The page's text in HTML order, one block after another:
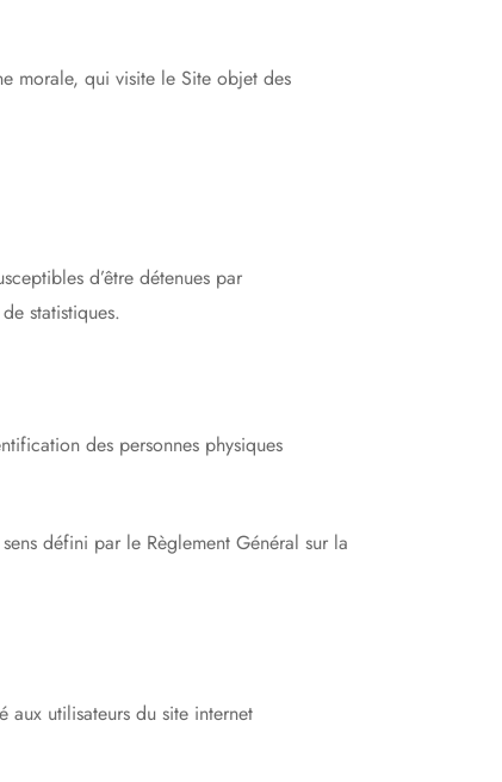
morale, qui visite le Site objet des
d’être détenues par
statistiques.
des personnes physiques
défini par le Règlement Général sur la
utilisateurs du site internet